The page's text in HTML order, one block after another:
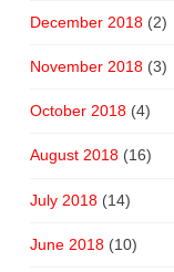
December 2018(2)
November 2018(3)
October 2018(4)
August 2018(16)
July 2018(14)
June 2018(10)